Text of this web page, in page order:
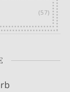
(57)